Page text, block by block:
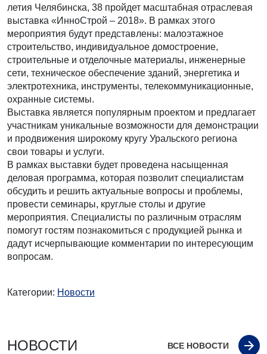
летия Челябинска, 38 пройдет масштабная отраслевая
выставка «ИнноСтрой – 2018». В рамках этого
мероприятия будут представлены: малоэтажное
строительство, индивидуальное домостроение,
строительные и отделочные материалы, инженерные
сети, техническое обеспечение зданий, энергетика и
электротехника, инструменты, телекоммуникационные,
охранные системы.
Выставка является популярным проектом и предлагает
участникам уникальные возможности для демонстрации
и продвижения широкому кругу Уральского региона
свои товары и услуги.
В рамках выставки будет проведена насыщенная
деловая программа, которая позволит специалистам
обсудить и решить актуальные вопросы и проблемы,
провести семинары, круглые столы и другие
мероприятия. Специалисты по различным отраслям
помогут гостям познакомиться с продукцией рынка и
дадут исчерпывающие комментарии по интересующим
вопросам.
Категории: Новости
НОВОСТИ ВСЕ НОВОСТИ